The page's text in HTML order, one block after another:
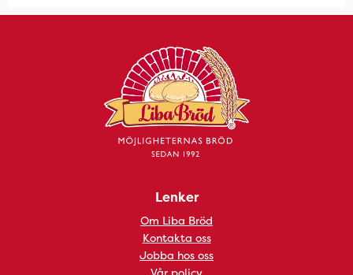
Lenker
Om Liba Bröd
Kontakta oss
Jobba hos oss